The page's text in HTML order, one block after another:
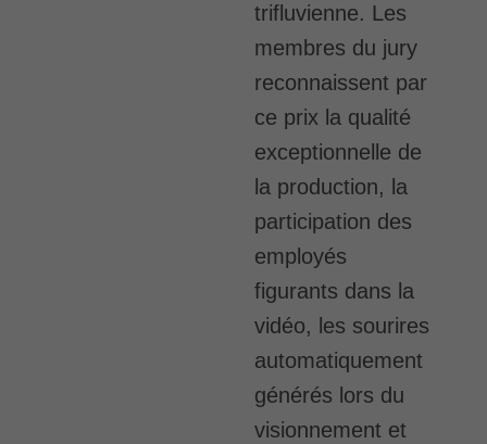
trifluvienne. Les
membres du jury
reconnaissent par
ce prix la qualité
exceptionnelle de
la production, la
participation des
employés
figurants dans la
vidéo, les sourires
automatiquement
générés lors du
visionnement et